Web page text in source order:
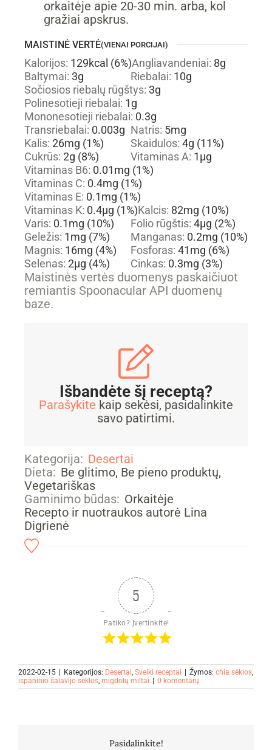
orkaitėje apie 20-30 min. arba, kol
gražiai apskrus.
MAISTINĖ VERTĖ(VIENAI PORCIJAI)
Kalorijos: 129kcal (6%)Angliavandeniai: 8g
Baltymai: 3g Riebalai: 10g
Sočiosios riebalų rūgštys: 3g
Polinesotieji riebalai: 1g
Mononesotieji riebalai: 0.3g
Transriebalai: 0.003g Natris: 5mg
Kalis: 26mg (1%) Skaidulos: 4g (11%)
Cukrūs: 2g (8%) Vitaminas A: 1µg
Vitaminas B6: 0.01mg (1%)
Vitaminas C: 0.4mg (1%)
Vitaminas E: 0.1mg (1%)
Vitaminas K: 0.4µg (1%)Kalcis: 82mg (10%)
Varis: 0.1mg (10%) Folio rūgštis: 4µg (2%)
Geležis: 1mg (7%) Manganas: 0.2mg (10%)
Magnis: 16mg (4%) Fosforas: 41mg (6%)
Selenas: 2µg (4%) Cinkas: 0.3mg (3%)
Maistinės vertės duomenys paskaičiuot
remiantis Spoonacular API duomenų
baze.
Išbandėte šį receptą?
Parašykite kaip sekėsi, pasidalinkite
savo patirtimi.
Kategorija: Desertai
Dieta: Be glitimo, Be pieno produktų,
Vegetariškas
Gaminimo būdas: Orkaitėje
Recepto ir nuotraukos autorė Lina
Digrienė
5
Patiko? Įvertinkite!
2022-02-15 | Kategorijos: Desertai Sveiki receptai | Žymos: chia sėklos
ispaninio šalavijo sėklos migdolų miltai | 0 komentarų
Pasidalinkite!